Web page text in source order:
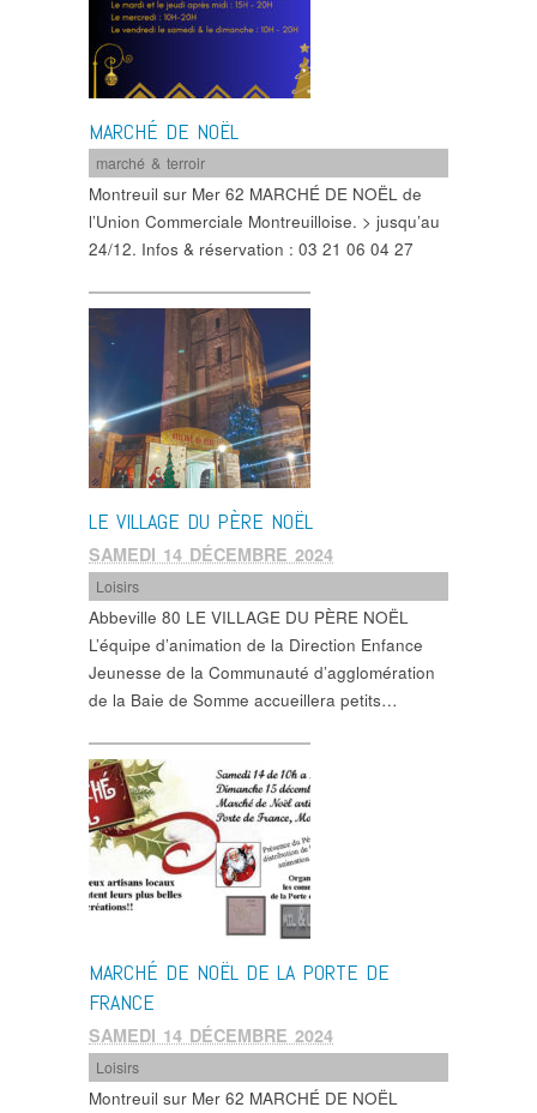
MARCHÉ DE NOËL
marché & terroir
Montreuil sur Mer 62 MARCHÉ DE NOËL de
l’Union Commerciale Montreuilloise. > jusqu’au
24/12. Infos & réservation : 03 21 06 04 27
LE VILLAGE DU PÈRE NOËL
SAMEDI 14 DÉCEMBRE 2024
Loisirs
Abbeville 80 LE VILLAGE DU PÈRE NOËL
L’équipe d’animation de la Direction Enfance
Jeunesse de la Communauté d’agglomération
de la Baie de Somme accueillera petits…
MARCHÉ DE NOËL DE LA PORTE DE
FRANCE
SAMEDI 14 DÉCEMBRE 2024
Loisirs
Montreuil sur Mer 62 MARCHÉ DE NOËL